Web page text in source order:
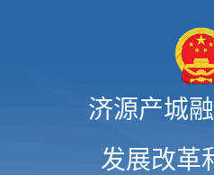
济源产城
发展改革